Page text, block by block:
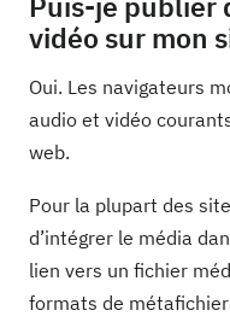
vidéo sur mon
Oui. Les navigateurs
audio et vidéo
web.
Pour la plupart des
d’intégrer le média
lien vers un fichier
formats de